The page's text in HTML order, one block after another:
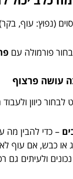
(נפוץ: עוף,
פורמולה עם
כיוון ולעבוד
– כדי להבין מה
או כבש, אם עוף
ולעיתים גם